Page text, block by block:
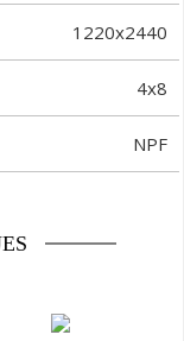
1220x2440
4x8
NPF